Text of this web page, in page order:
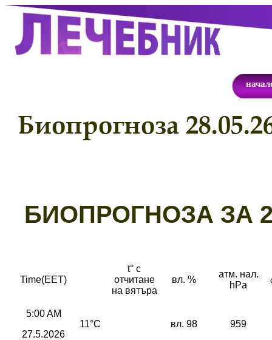
Биопрогноза
БИОПРОГНОЗА ЗА
Time(EET)
t° с
отчитане
на вятъра
вл. %
атм. нал.
hPa
5:00 AM
27.5.2026
11°C вл. 98 959